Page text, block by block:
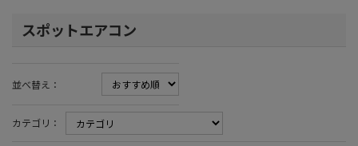
スポットエアコン
並べ替え：
カテゴリ：